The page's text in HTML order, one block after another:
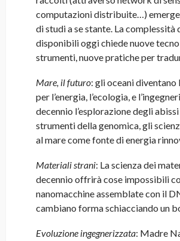
computazioni distribuite…) emerge
di studi a se stante. La complessità
disponibili oggi chiede nuove
strumenti, nuove pratiche per
Mare, il futuro: gli oceani
per l’energia, l’ecologia, e
decennio l’esplorazione degli
strumenti della genomica, gli
al mare come fonte di energia
Materiali strani: La scienza dei
decennio offrirà cose impossibili
nanomacchine assemblate con il
cambiano forma schiacciando un
Evoluzione ingegnerizzata: Madre